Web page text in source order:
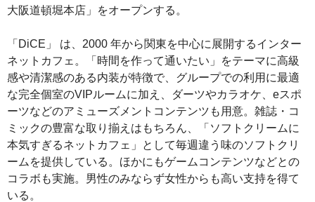
大阪道頓堀本店」をオープンする。
「DiCE」 は、2000 年から関東を中心に展開するインター
ネットカフェ。「時間を作って通いたい」をテーマに高級
感や清潔感のある内装が特徴で、グループでの利用に最適
な完全個室のVIPルームに加え、ダーツやカラオケ、eスポ
ーツなどのアミューズメントコンテンツも用意。雑誌・コ
ミックの豊富な取り揃えはもちろん、「ソフトクリームに
本気すぎるネットカフェ」として毎週違う味のソフトクリ
ームを提供している。ほかにもゲームコンテンツなどとの
コラボも実施。男性のみならず女性からも高い支持を得て
いる。